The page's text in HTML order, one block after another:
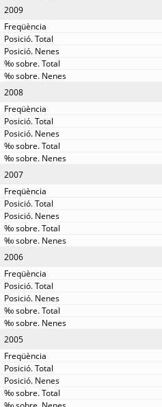
2009
2008
2007
2006
2005